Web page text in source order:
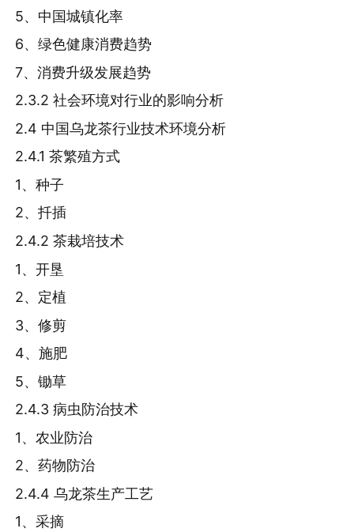
5、中国城镇化率
6、绿色健康消费趋势
7、消费升级发展趋势
2.3.2 社会环境对行业的影响分析
2.4 中国乌龙茶行业技术环境分析
2.4.1 茶繁殖方式
1、种子
2、扦插
2.4.2 茶栽培技术
1、开垦
2、定植
3、修剪
4、施肥
5、锄草
2.4.3 病虫防治技术
1、农业防治
2、药物防治
2.4.4 乌龙茶生产工艺
1、采摘